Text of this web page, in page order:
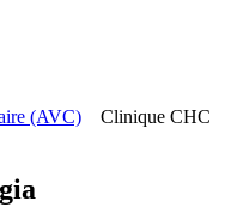
(AVC)
Clinique CHC